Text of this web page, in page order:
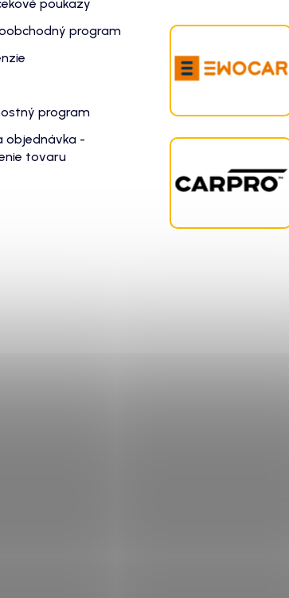
poukazy
program
program
objednávka -
tovaru